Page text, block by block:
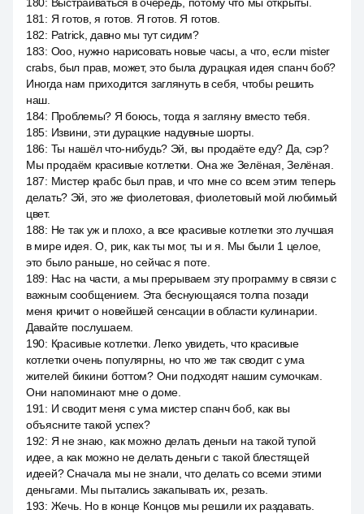
181 : Я готов, я готов. Я готов. Я готов.
182: Patrick, давно мы тут сидим?
183: Ооо, нужно нарисовать новые часы, а что, если mister
crabs, был прав, может, это была дурацкая идея спанч боб?
Иногда нам приходится заглянуть в себя, чтобы решить
наш.
184: Проблемы? Я боюсь, тогда я загляну вместо тебя.
185: Извини, эти дурацкие надувные шорты.
186: Ты нашёл что-нибудь? Эй, вы продаёте еду? Да, сэр?
Мы продаём красивые котлетки. Она же Зелёная, Зелёная.
187: Мистер крабс был прав, и что мне со всем этим теперь
делать? Эй, это же фиолетовая, фиолетовый мой любимый
цвет.
188: Не так уж и плохо, a все красивые котлетки это лучшая
в мире идея. О, рик, как ты мог, ты и я. Мы были 1 целое,
это было раньше, но сейчас я поте.
189: Нас на части, а мы прерываем эту программу в связи с
важным сообщением. Эта беснующаяся толпа позади
меня кричит о новейшей сенсации в области кулинарии.
Давайте послушаем.
190: Красивые котлетки. Легко увидеть, что красивые
котлетки очень популярны, но что же так сводит с ума
жителей бикини боттом? Они подходят нашим сумочкам.
Они напоминают мне о доме.
191 : И сводит меня с ума мистер спанч боб, как вы
объясните такой успех?
192: Я не знаю, как можно делать деньги на такой тупой
идее, а как можно не делать деньги с такой блестящей
идеей? Сначала мы не знали, что делать со всеми этими
деньгами. Мы пытались закапывать их, резать.
193: Жечь. Но в конце Концов мы решили их раздавать.